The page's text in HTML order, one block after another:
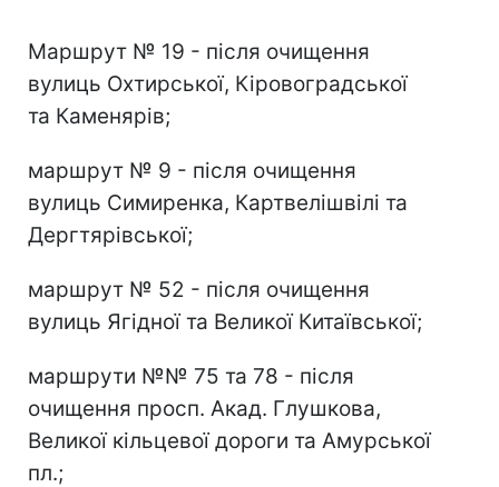
Маршрут № 19 - після очищення
вулиць Охтирської, Кіровоградської
та Каменярів;
маршрут № 9 - після очищення
вулиць Симиренка, Картвелішвілі та
Дергтярівської;
маршрут № 52 - після очищення
вулиць Ягідної та Великої Китаївської;
маршрути №№ 75 та 78 - після
очищення просп. Акад. Глушкова,
Великої кільцевої дороги та Амурської
пл.;